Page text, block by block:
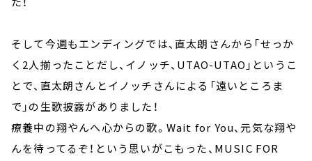
そして今週もエンディングでは、直太朗さんから「せっか
く2人揃ったことだし、イノッチ、UTAO-UTAO」というこ
とで、直太朗さんとイノッチさんによる「遠いところま
で」の生歌披露がありました！
療養中の翔やんへ心からの歌。Wait for You、元気な翔や
んを待ってるぞ！という思いがこもった、MUSIC FOR